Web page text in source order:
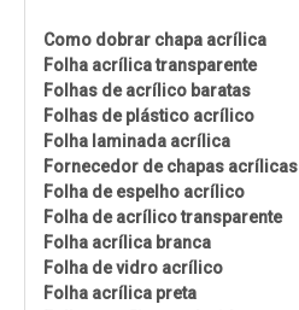
Como dobrar chapa acrílica
Folha acrílica transparente
Folhas de acrílico baratas
Folhas de plástico acrílico
Folha laminada acrílica
Fornecedor de chapas acrílicas
Folha de espelho acrílico
Folha de acrílico transparente
Folha acrílica branca
Folha de vidro acrílico
Folha acrílica preta